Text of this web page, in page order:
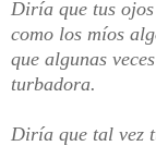
Diría que tus
como los míos
que algunas
turbadora.
Diría que tal vez